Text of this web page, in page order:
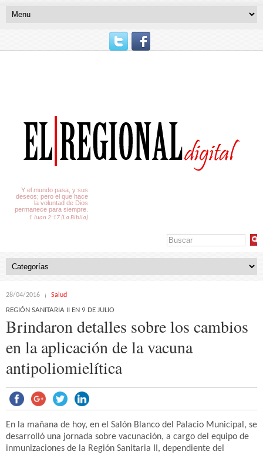
Y el mundo pasa, y sus
deseos; pero el que hace
la voluntad de Dios
permanece para siempre.
1 Juan 2:17 (La Biblia)
28/04/2016 Salud
REGIÓN SANITARIA II EN 9 DE JULIO
Brindaron detalles sobre los cambios
en la aplicación de la vacuna
antipoliomielítica
En la mañana de hoy, en el Salón Blanco del Palacio Municipal, se
desarrolló una jornada sobre vacunación, a cargo del equipo de
inmunizaciones de la Región Sanitaria II, dependiente del